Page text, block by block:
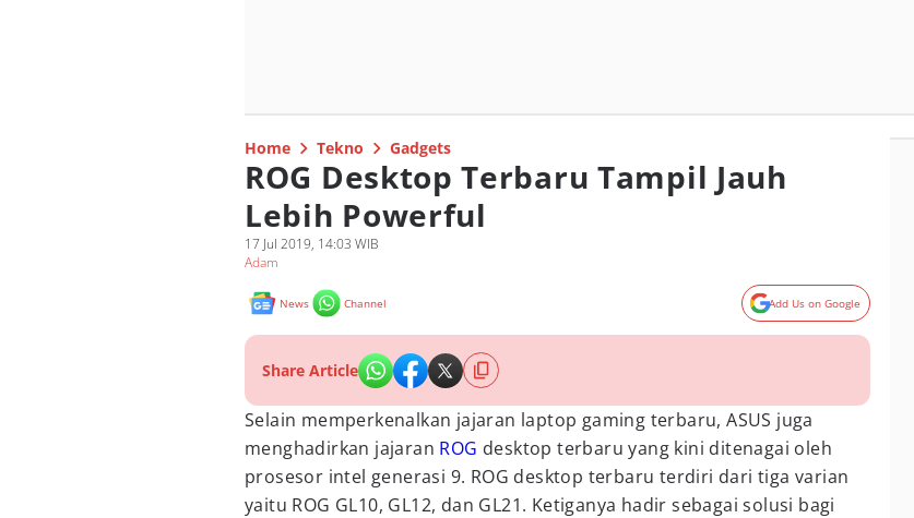
Home Tekno Gadgets
ROG Desktop Terbaru Tampil Jauh
Lebih Powerful
17 Jul 2019, 14:03 WIB
Adam
News Channel Add Us on Google
Share Article
Selain memperkenalkan jajaran laptop gaming terbaru, ASUS juga
menghadirkan jajaran ROG desktop terbaru yang kini ditenagai oleh
prosesor intel generasi 9. ROG desktop terbaru terdiri dari tiga varian
yaitu ROG GL10, GL12, dan GL21. Ketiganya hadir sebagai solusi bagi